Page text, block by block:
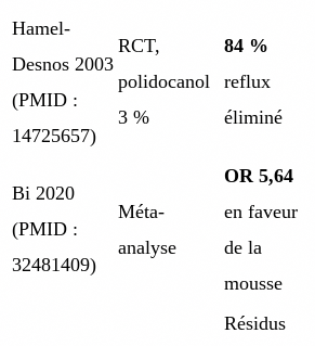
Hamel-
Desnos 2003
(PMID :
14725657)
RCT,
polidocanol
3 %
84 %
reflux
éliminé
Bi 2020
(PMID :
32481409)
Méta-
analyse
OR 5,64
en faveur
de la
mousse
Résidus